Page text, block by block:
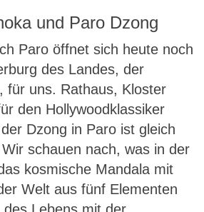
und Paro Dzong
Paro öffnet sich heute noch
des Landes, der
für uns. Rathaus, Kloster
den Hollywoodklassiker
Dzong in Paro ist gleich
schauen nach, was in der
kosmische Mandala mit
Welt aus fünf Elementen